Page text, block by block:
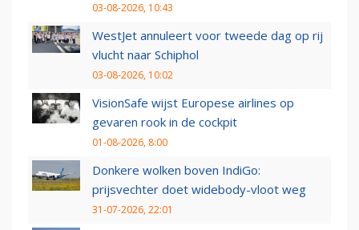
03-08-2026, 10:43
WestJet annuleert voor tweede dag op rij
vlucht naar Schiphol
03-08-2026, 10:02
VisionSafe wijst Europese airlines op
gevaren rook in de cockpit
01-08-2026, 8:00
Donkere wolken boven IndiGo:
prijsvechter doet widebody-vloot weg
31-07-2026, 22:01